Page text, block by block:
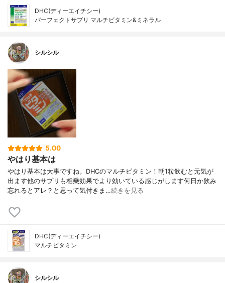
DHC(ディーエイチシー)
パーフェクトサプリ マルチビタミン&ミネラル
シルシル
5.00
やはり基本は
やはり基本は大事ですね。DHCのマルチビタミン！朝1粒飲むと元気が
出ます他のサプリも相乗効果でより効いている感じがします何日か飲み
忘れるとアレ？と思って気付きま…続きを見る
DHC(ディーエイチシー)
マルチビタミン
シルシル